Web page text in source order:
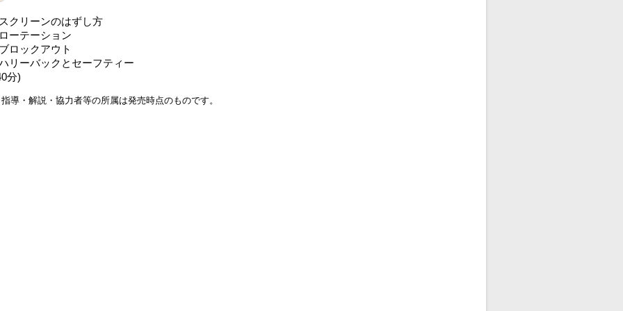
クリーンのはずし方
ーテーション
ロックアウト
リーバックとセーフティー
分)
導・解説・協力者等の所属は発売時点のものです。